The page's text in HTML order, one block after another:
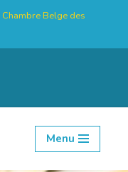
Chambre Belge des
Menu